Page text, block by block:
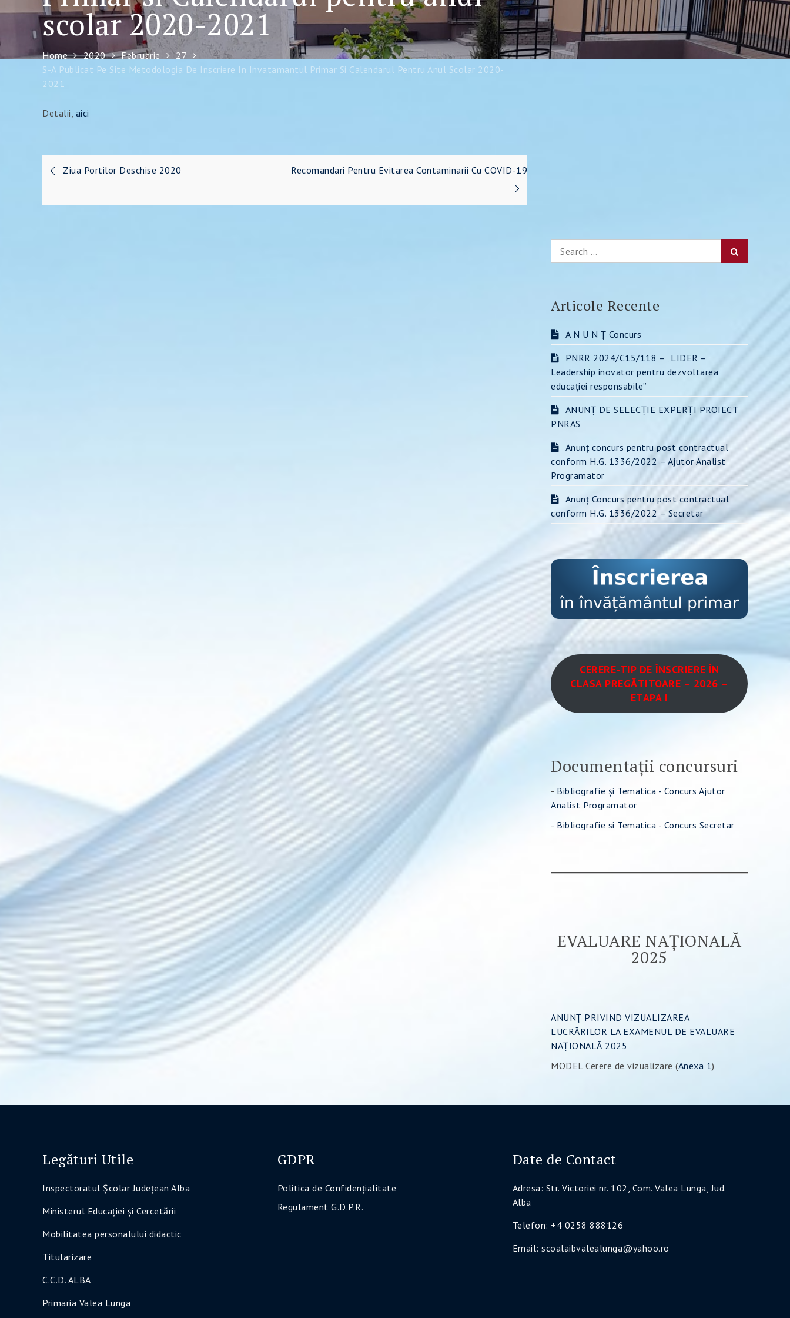
scolar 2020-2021
Home 2020 Februarie
27
S-A Publicat Pe Site Metodologia De Inscriere In Invatamantul Primar Si Calendarul Pentru Anul Scolar 2020-
2021
Detalii, aici
Navigare
în
Ziua Portilor Deschise 2020 Recomandari Pentru Evitarea Contaminarii Cu COVID-19
Search
for:
Articole Recente
A N U N Ț Concurs
PNRR 2024/C15/118 – „LIDER –
Leadership inovator pentru dezvoltarea
educației responsabile”
ANUNȚ DE SELECȚIE EXPERȚI PROIECT
PNRAS
Anunț concurs pentru post contractual
conform H.G. 1336/2022 – Ajutor Analist
Programator
Anunț Concurs pentru post contractual
conform H.G. 1336/2022 – Secretar
CERERE-TIP DE ÎNSCRIERE ÎN
CLASA PREGĂTITOARE – 2026 –
ETAPA I
Documentații concursuri
- Bibliografie și Tematica - Concurs Ajutor
Analist Programator
- Bibliografie si Tematica - Concurs Secretar
EVALUARE NAȚIONALĂ
2025
ANUNȚ PRIVIND VIZUALIZAREA
LUCRĂRILOR LA EXAMENUL DE EVALUARE
NAȚIONALĂ 2025
MODEL Cerere de vizualizare (Anexa 1)
Legături Utile
Inspectoratul Şcolar Judeţean Alba
Ministerul Educaţiei şi Cercetării
Mobilitatea personalului didactic
Titularizare
C.C.D. ALBA
Primaria Valea Lunga
GDPR
Politica de Confidenţialitate
Regulament G.D.P.R.
Date de Contact
Adresa: Str. Victoriei nr. 102, Com. Valea Lunga, Jud.
Alba
Telefon: +4 0258 888126
Email: scoalaibvalealunga@yahoo.ro